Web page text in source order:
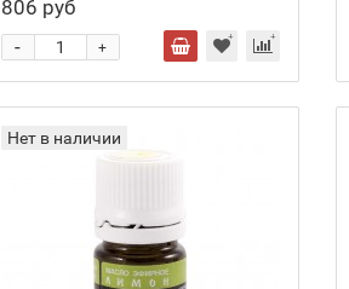
806 руб
+
-
Нет в наличии